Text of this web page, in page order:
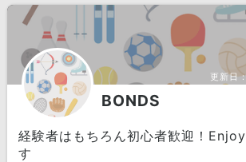
更新日
BONDS
経験者はもちろん初心者歓迎！
す